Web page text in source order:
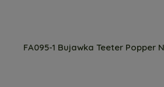
FA095-1 Bujawka Teeter Popper